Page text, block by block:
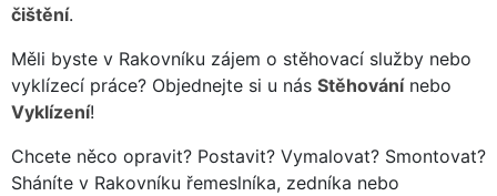
čištění.
Měli byste v Rakovníku zájem o stěhovací služby nebo
vyklízecí práce? Objednejte si u nás Stěhovánínebo
Vyklízení!
Chcete něco opravit? Postavit? Vymalovat? Smontovat?
Sháníte v Rakovníku řemeslníka, zedníka nebo